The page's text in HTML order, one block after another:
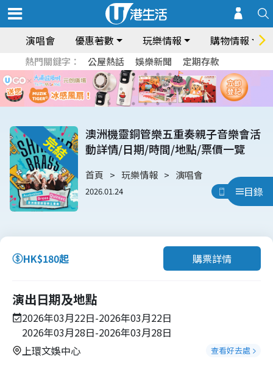
演唱會 優惠著數 玩樂情報 購物情報
熱門關鍵字： 公屋熱話 娛樂新聞 定期存款
目錄
澳洲機靈銅管樂五重奏親子音樂會活
動詳情/日期/時間/地點/票價一覽
首頁 玩樂情報 演唱會
2026.01.24 用App睇
HK$180起 購票詳情
演出日期及地點
2026年03月22日-2026年03月22日
2026年03月28日-2026年03月28日
上環文娛中心
查看好去處